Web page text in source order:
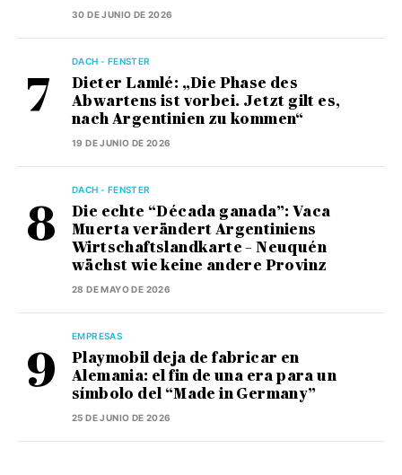
30 DE JUNIO DE 2026
DACH - FENSTER
Dieter Lamlé: „Die Phase des
Abwartens ist vorbei. Jetzt gilt es,
nach Argentinien zu kommen“
19 DE JUNIO DE 2026
DACH - FENSTER
Die echte “Década ganada”: Vaca
Muerta verändert Argentiniens
Wirtschaftslandkarte – Neuquén
wächst wie keine andere Provinz
28 DE MAYO DE 2026
EMPRESAS
Playmobil deja de fabricar en
Alemania: el fin de una era para un
símbolo del “Made in Germany”
25 DE JUNIO DE 2026